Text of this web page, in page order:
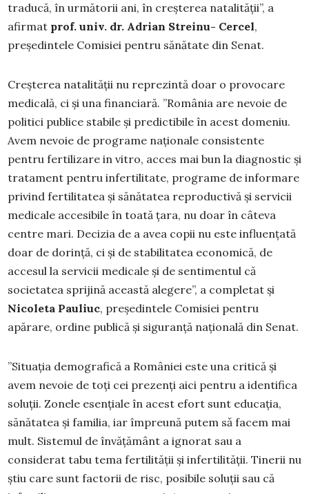
traducă, în următorii ani, în creșterea natalității”, a
afirmat prof. univ. dr. Adrian Streinu- Cercel,
președintele Comisiei pentru sănătate din Senat.
Creșterea natalității nu reprezintă doar o provocare
medicală, ci și una financiară. ”România are nevoie de
politici publice stabile și predictibile în acest domeniu.
Avem nevoie de programe naționale consistente
pentru fertilizare in vitro, acces mai bun la diagnostic și
tratament pentru infertilitate, programe de informare
privind fertilitatea și sănătatea reproductivă și servicii
medicale accesibile în toată țara, nu doar în câteva
centre mari. Decizia de a avea copii nu este influențată
doar de dorință, ci și de stabilitatea economică, de
accesul la servicii medicale și de sentimentul că
societatea sprijină această alegere”, a completat și
Nicoleta Pauliuc, președintele Comisiei pentru
apărare, ordine publică și siguranță națională din Senat.
”Situația demografică a României este una critică și
avem nevoie de toți cei prezenți aici pentru a identifica
soluții. Zonele esențiale în acest efort sunt educația,
sănătatea și familia, iar împreună putem sǎ facem mai
mult. Sistemul de învățământ a ignorat sau a
considerat tabu tema fertilității și infertilității. Tinerii nu
știu care sunt factorii de risc, posibile soluții sau că